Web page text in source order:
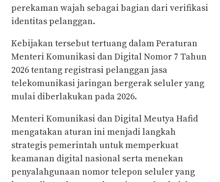
perekaman wajah sebagai bagian dari verifikasi
identitas pelanggan.
Kebijakan tersebut tertuang dalam Peraturan
Menteri Komunikasi dan Digital Nomor 7 Tahun
2026 tentang registrasi pelanggan jasa
telekomunikasi jaringan bergerak seluler yang
mulai diberlakukan pada 2026.
Menteri Komunikasi dan Digital Meutya Hafid
mengatakan aturan ini menjadi langkah
strategis pemerintah untuk memperkuat
keamanan digital nasional serta menekan
penyalahgunaan nomor telepon seluler yang